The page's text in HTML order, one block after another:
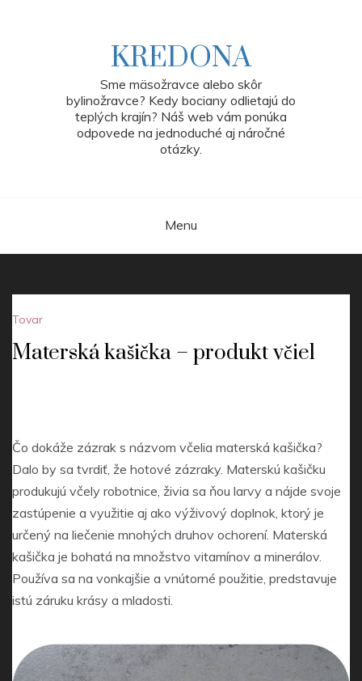
KREDONA
Sme mäsožravce alebo skôr
bylinožravce? Kedy bociany odlietajú do
teplých krajín? Náš web vám ponúka
odpovede na jednoduché aj náročné
otázky.
Menu
Tovar
Materská kašička – produkt včiel
Čo dokáže zázrak s názvom včelia materská kašička?
Dalo by sa tvrdiť, že hotové zázraky. Materskú kašičku
produkujú včely robotnice, živia sa ňou larvy a nájde svoje
zastúpenie a využitie aj ako výživový doplnok, ktorý je
určený na liečenie mnohých druhov ochorení. Materská
kašička je bohatá na množstvo vitamínov a minerálov.
Používa sa na vonkajšie a vnútorné použitie, predstavuje
istú záruku krásy a mladosti.